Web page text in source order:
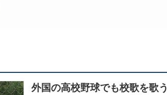
外国の高校野球でも校歌を歌う